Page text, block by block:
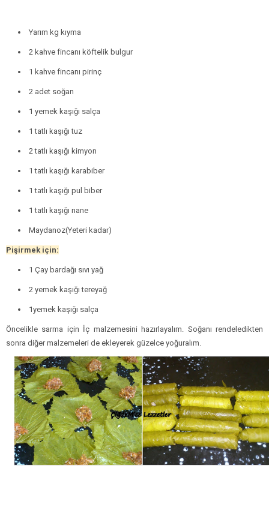
Yarım kg kıyma
2 kahve fincanı köftelik bulgur
1 kahve fincanı pirinç
2 adet soğan
1 yemek kaşığı salça
1 tatlı kaşığı tuz
2 tatlı kaşığı kimyon
1 tatlı kaşığı karabiber
1 tatlı kaşığı pul biber
1 tatlı kaşığı nane
Maydanoz(Yeteri kadar)
Pişirmek için:
1 Çay bardağı sıvı yağ
2 yemek kaşığı tereyağ
1yemek kaşığı salça
Öncelikle sarma için İç malzemesini hazırlayalım. Soğanı rendeledikten
sonra diğer malzemeleri de ekleyerek güzelce yoğuralım.